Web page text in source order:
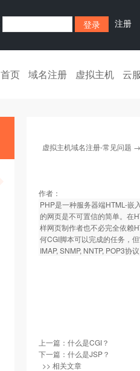
注册
首页 域名注册 虚拟主机 云
虚拟主机域名注册-常见问题
作者：
PHP是一种服务器端HTML-嵌
的网页是不可置信的简单。在
样网页制作者也不必完全依赖
何CGI脚本可以完成的任务，
IMAP, SNMP, NNTP, POP3协
上一篇： 什么是CGI？
下一篇： 什么是JSP？
>> 相关文章